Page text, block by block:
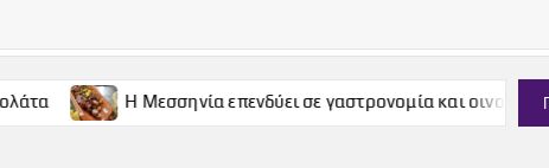
Η Μεσσηνία επενδύει σε γαστρονομία και οινοτουρισμό